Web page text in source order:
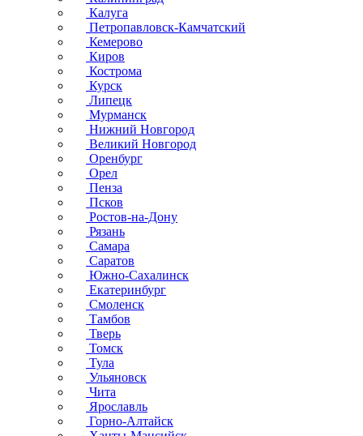
Калуга
Петропавловск-Камчатский
Кемерово
Киров
Кострома
Курск
Липецк
Мурманск
Нижний Новгород
Великий Новгород
Оренбург
Орел
Пенза
Псков
Ростов-на-Дону
Рязань
Самара
Саратов
Южно-Сахалинск
Екатеринбург
Смоленск
Тамбов
Тверь
Томск
Тула
Ульяновск
Чита
Ярославль
Горно-Алтайск